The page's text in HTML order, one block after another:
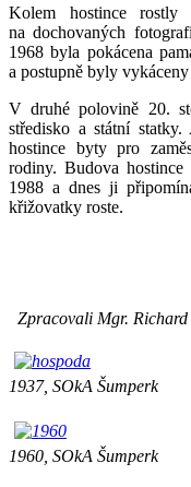
Kolem hostince
na dochovaných
1968 byla pokácena
a postupně byly
V druhé polovině 20.
středisko a státní
hostince byty pro
rodiny. Budova
1988 a dnes ji
křižovatky roste.
Zpracovali Mgr.
1937, SOkA Šumperk
1960, SOkA Šumperk